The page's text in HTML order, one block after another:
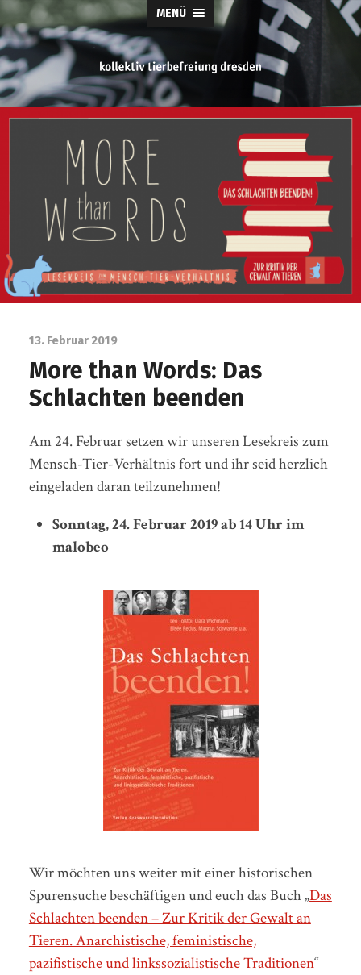
MENÜ
tierbefreiung
dresden
13. Februar 2019
More than Words: Das
Schlachten beenden
Am 24. Februar setzen wir unseren Lesekreis zum
Mensch-Tier-Verhältnis fort und ihr seid herzlich
eingeladen daran teilzunehmen!
Sonntag, 24. Februar 2019ab 14 Uhr im
malobeo
Wir möchten uns weiter mit einer historischen
Spurensuche beschäftigen und euch das Buch „Das
Schlachten beenden – Zur Kritik der Gewalt an
Tieren. Anarchistische, feministische,
pazifistische und linkssozialistische Traditionen“